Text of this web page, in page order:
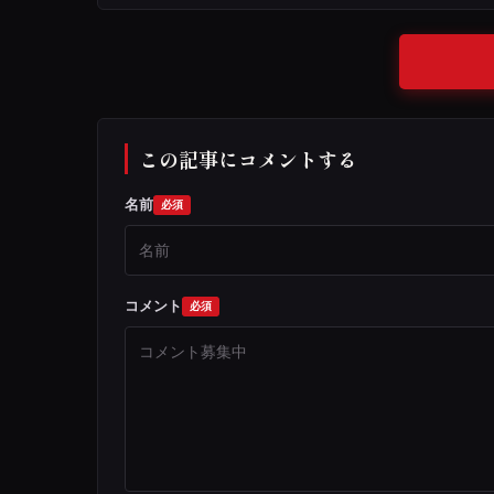
この記事にコメントする
名前
コメント